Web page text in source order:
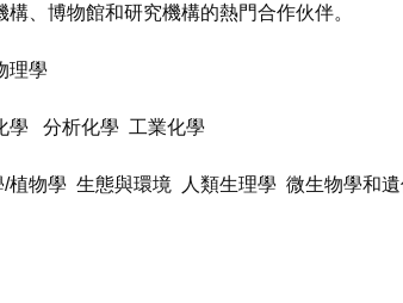
、博物館和研究機構的熱門合作伙伴。
理學
學 分析化學 工業化學
/植物學 生態與環境 人類生理學 微生物學和